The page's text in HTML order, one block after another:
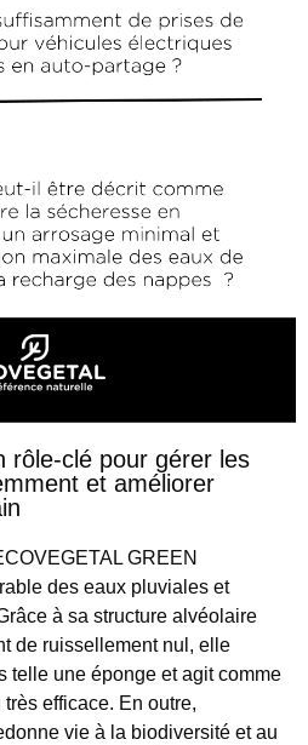
rôle-clé pour gérer les
et améliorer
GREEN
des eaux pluviales et
à sa structure alvéolaire
de ruissellement nul, elle
telle une éponge et agit comme
efficace. En outre,
vie à la biodiversité et au